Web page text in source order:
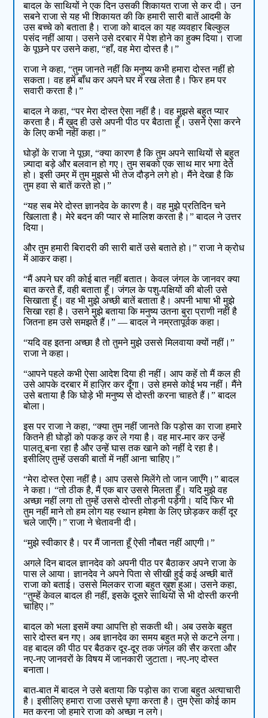
बादल के साथियों ने एक दिन उसकी शिकायत राजा से कर दी। उन
सबने राजा से यह भी शिकायत की कि हमारी सारी बातें आदमी के
उस बच्चे को बताता है। राजा को बादल का यह व्यवहार बिल्कुल
पसंद नहीं आया। उसने उसे दरबार में पेश होने का हुक्म दिया। राजा
के पूछने पर उसने कहा, “हाँ, वह मेरा दोस्त है।”
राजा ने कहा, “तुम जानते नहीं कि मनुष्य कभी हमारा दोस्त नहीं हो
सकता। वह हमें बाँध कर अपने घर में रख लेता है। फिर हम पर
सवारी करता है।”
बादल ने कहा, “पर मेरा दोस्त ऐसा नहीं है। वह मुझसे बहुत प्यार
करता है। मैं ख़ुद ही उसे अपनी पीठ पर बैठाता हूँ। उसने ऐसा करने
के लिए कभी नहीं कहा।”
घोड़ों के राजा ने पूछा, “क्या कारण है कि तुम अपने साथियों से बहुत
ज़्यादा बड़े और बलवान हो गए। तुम सबको एक साथ मार भगा देते
हो। इसी उम्र में तुम मुझसे भी तेज दौड़ने लगे हो। मैंने देखा है कि
तुम हवा से बातें करते हो।”
“यह सब मेरे दोस्त ज्ञानदेव के कारण है। वह मुझे प्रतिदिन चने
खिलाता है। मेरे बदन की प्यार से मालिश करता है।” बादल ने उत्तर
दिया।
और तुम हमारी बिरादरी की सारी बातें उसे बताते हो।” राजा ने क्रोध
में आकर कहा।
“मैं अपने घर की कोई बात नहीं बतात। केवल जंगल के जानवर क्या
बात करते हैं, वही बताता हूँ। जंगल के पशु-पक्षियों की बोली उसे
सिखाता हूँ। वह भी मुझे अच्छी बातें बताता है। अपनी भाषा भी मुझे
सिखा रहा है। उसने मुझे बताया कि मनुष्य उतना बुरा प्राणी नहीं है
जितना हम उसे समझते हैं।” — बादल ने नम्रतापूर्वक कहा।
“यदि वह इतना अच्छा है तो तुमने मुझे उससे मिलवाया क्यों नहीं।”
राजा ने कहा।
“आपने पहले कभी ऐसा आदेश दिया ही नहीं। आप कहें तो मैं कल ही
उसे आपके दरबार में हाज़िर कर दूँगा। उसे हमसे कोई भय नहीं। मैंने
उसे बताया है कि घोड़े भी मनुष्य से दोस्ती करना चाहते हैं।” बादल
बोला।
इस पर राजा ने कहा, “क्या तुम नहीं जानते कि पड़ोस का राजा हमारे
कितने ही घोड़ों को पकड़ कर ले गया है। वह मार-मार कर उन्हें
पालतू बना रहा है और उन्हें घास तक खाने को नहीं दे रहा है।
इसीलिए तुम्हें उसकी बातों में नहीं आना चाहिए।”
“मेरा दोस्त ऐसा नहीं है। आप उससे मिलेंगे तो जान जाएँगे।” बादल
ने कहा। “तो ठीक है, मैं एक बार उससे मिलता हूँ। यदि मुझे वह
अच्छा नहीं लगा तो तुम्हें उससे दोस्ती तोड़नी पड़ेगी। यदि फिर भी
तुम नहीं माने तो हम लोग यह स्थान हमेशा के लिए छोड़कर कहीं दूर
चले जाएँगे।” राजा ने चेतावनी दी।
“मुझे स्वीकार है। पर मैं जानता हूँ ऐसी नौबत नहीं आएगी।”
अगले दिन बादल ज्ञानदेव को अपनी पीठ पर बैठाकर अपने राजा के
पास ले आया। ज्ञानदेव ने अपने पिता से सीखी हुई कई अच्छी बातें
राजा को बताई। उससे मिलकर राजा बहुत ख़ुश हुआ। उसने कहा,
“तुम्हें केवल बादल ही नहीं, इसके दूसरे साथियों से भी दोस्ती करनी
चाहिए।”
बादल को भला इसमें क्या आपत्ति हो सकती थी। अब उसके बहुत
सारे दोस्त बन गए। अब ज्ञानदेव का समय बहुत मज़े से कटने लगा।
वह बादल की पीठ पर बैठकर दूर-दूर तक जंगल की सैर करता और
नए-नए जानवरों के विषय में जानकारी जुटाता। नए-नए दोस्त
बनाता।
बात-बात में बादल ने उसे बताया कि पड़ोस का राजा बहुत अत्याचारी
है। इसीलिए हमारा राजा उससे घृणा करता है। तुम ऐसा कोई काम
मत करना जो हमारे राजा को अच्छा न लगे।